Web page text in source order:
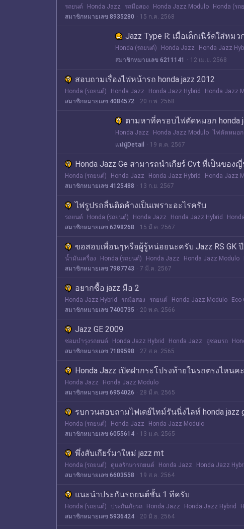
รถยนต์ Honda Jazz รถมือสอง Honda Jazz Modulo
Honda (รถ
สมาชิกหมายเลข 8935280
15 ก.ค. 2568
Jazz Type R: เมื่อเด็กเนิร์ดใส่หม
Honda (รถยนต์) Honda Jazz Honda Jazz
สมาชิกหมายเลข 6211141
12 เม.ย. 2568
สอบถามเรื่องไฟหน้ารถ honda jazz 2012
Honda (รถยนต์) Honda Jazz Honda Jazz Hybrid
Honda Jazz
สมาชิกหมายเลข 4084572
20 ก.พ. 2568
ตามหาที่ครอบไฟตัดหมอก honda
Honda Jazz Honda Jazz Modulo ไฟตัดหมอก
แม่นู๋Detail
19 ต.ค. 2567
Honda Jazz Ge สามารถนำเกียร์ Cvt ที่เป็นของ
Honda (รถยนต์) Honda Jazz Honda Jazz Hybrid Honda Jazz
สมาชิกหมายเลข 4125488
13 ก.ย. 2567
ไฟรูปรถลื่นติดค้างเป็นเพราะอะไรครับ
รถยนต์ Honda (รถยนต์) Honda Jazz Honda Jazz Hybrid
สมาชิกหมายเลข 6298268
15 มี.ค. 2567
ขอสอบเพื่อนๆหรือผู้รู้หน่อยนะครับ Jazz RS GK
น้ำมันเครื่อง Honda (รถยนต์) Honda Jazz Honda Jazz Modulo
สมาชิกหมายเลข 7987743
7 มี.ค. 2567
อยากซื้อ jazz มือ 2
Honda Jazz Hybrid รถมือสอง รถยนต์ Honda Jazz Modulo
Eco
สมาชิกหมายเลข 7400735
20 พ.ค. 2566
Jazz GE 2009
ซ่อมบำรุงรถยนต์ Honda Jazz Hybrid Honda Jazz อู่ซ่อมรถ
สมาชิกหมายเลข 7189598
27 ส.ค. 2565
Honda Jazz เปิดฝากระโปรงท้ายในรถตรงไหนคะ
Honda Jazz
Honda Jazz Modulo
สมาชิกหมายเลข 6954026
28 มี.ค. 2565
รบกวนสอบถามไฟเดย์ไทม์รันนิ่งไลท์ honda jazz
Honda (รถยนต์) Honda Jazz
Honda Jazz Modulo
สมาชิกหมายเลข 6055614
13 ม.ค. 2565
พึ่งสับเกียร์มาใหม่ jazz mt
Honda (รถยนต์) ดูแลรักษารถยนต์ Honda Jazz Honda Jazz
สมาชิกหมายเลข 6603558
19 ส.ค. 2564
แนะนำประกันรถยนต์ชั้น 1 ทีครับ
Honda (รถยนต์) ประกันภัยรถ Honda Jazz Honda Jazz Hybrid
สมาชิกหมายเลข 5936424
20 มิ.ย. 2564